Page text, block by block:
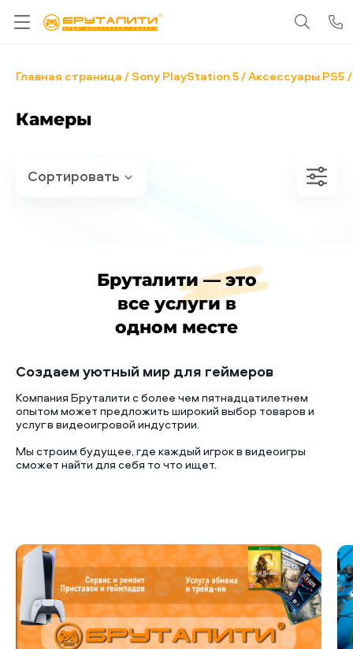
Главная страница Sony PlayStation 5 Аксессуары PS5
Камеры
Бруталити — это
все услуги в
одном месте
Создаем уютный мир для геймеров
Компания Бруталити с более чем пятнадцатилетнем
опытом может предложить широкий выбор товаров и
услуг в видеоигровой индустрии.
Мы строим будущее, где каждый игрок в видеоигры
сможет найти для себя то что ищет.